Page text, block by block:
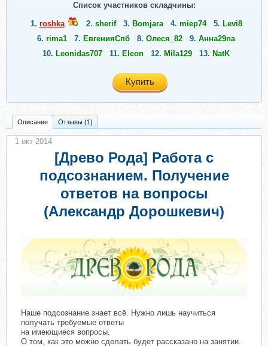
Список участников складчины:
1. roshka 2. sherif 3. Bomjara 4. miep74 5. Levi8
6. rima1 7. ЕвгенияСпб 8. Олеся_82 9. Анна29na
10. Leonidas707 11. Eleon 12. Mila129 13. NatK
Купить
Описание Отзывы (1)
[Древо Рода] Работа с
подсознанием. Получение
ответов на вопросы
(Александр Дорошкевич)
Наше подсознание знает всё. Нужно лишь научиться
получать требуемые ответы
на имеющиеся вопросы.
О том, как это можно сделать будет рассказано на занятии.
1 окт 2014